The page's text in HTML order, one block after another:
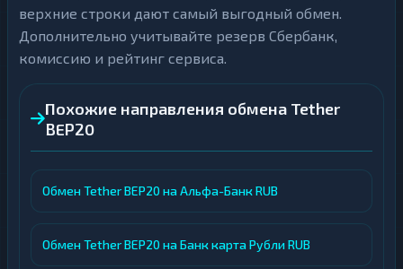
верхние строки дают самый выгодный обмен.
Дополнительно учитывайте резерв Сбербанк,
комиссию и рейтинг сервиса.
Похожие направления обмена Tether
BEP20
Обмен Tether BEP20 на Альфа-Банк RUB
Обмен Tether BEP20 на Банк карта Рубли RUB